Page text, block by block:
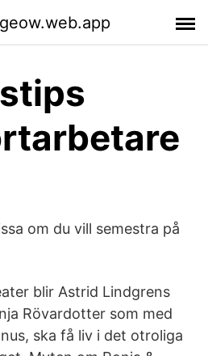
om du vill semestra på
blir Astrid Lindgrens
Rövardotter som med
ska få liv i det otroliga